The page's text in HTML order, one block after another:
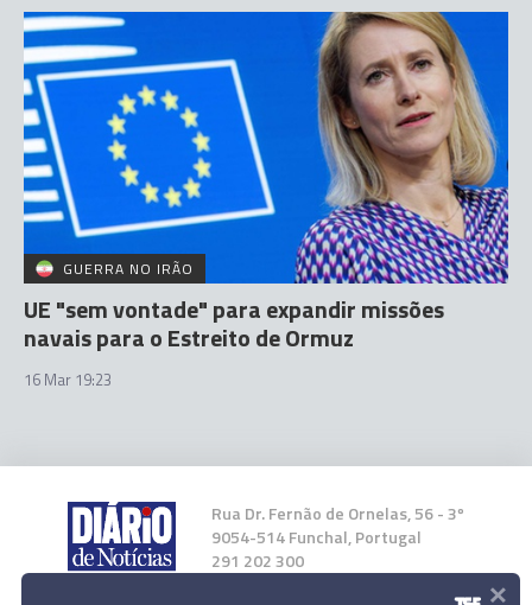
GUERRA NO IRÃO
UE "sem vontade" para expandir missões
navais para o Estreito de Ormuz
16 Mar 19:23
Rua Dr. Fernão de Ornelas, 56 - 3º
9054-514 Funchal, Portugal
291 202 300
×